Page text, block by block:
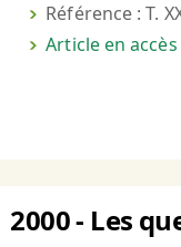
Référence : T.
Article en
2000 - Les